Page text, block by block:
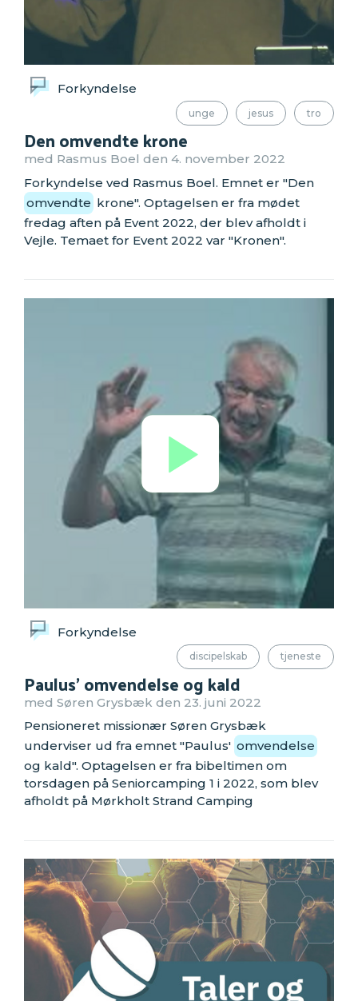
Forkyndelse
unge jesus tro
Den omvendte krone
med Rasmus Boel den 4. november 2022
Forkyndelse ved Rasmus Boel. Emnet er "Den
omvendte krone". Optagelsen er fra mødet
fredag aften på Event 2022, der blev afholdt i
Vejle. Temaet for Event 2022 var "Kronen".
Forkyndelse
discipelskab tjeneste
Paulus' omvendelse og kald
med Søren Grysbæk den 23. juni 2022
Pensioneret missionær Søren Grysbæk
underviser ud fra emnet "Paulus' omvendelse
og kald". Optagelsen er fra bibeltimen om
torsdagen på Seniorcamping 1 i 2022, som blev
afholdt på Mørkholt Strand Camping